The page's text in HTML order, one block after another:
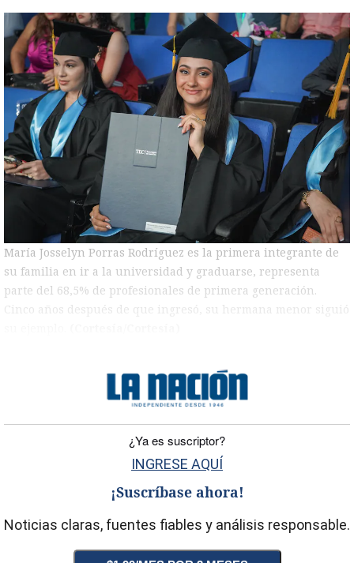
María Josselyn Porras Rodríguez es la primera integrante de
su familia en ir a la universidad y graduarse, representa
parte del 68,5% de profesionales de primera generación.
Cinco años después de que ingresó, su hermana menor siguió